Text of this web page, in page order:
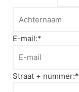
E-mail:*
Straat + nummer:*